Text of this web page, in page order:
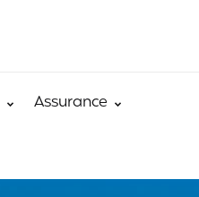
Assurance